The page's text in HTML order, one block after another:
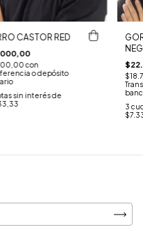
CASTOR RED
con
o depósito
sin interés de
3